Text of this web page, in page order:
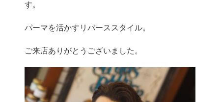
す。
パーマを活かすリバーススタイル。
ご来店ありがとうございました。